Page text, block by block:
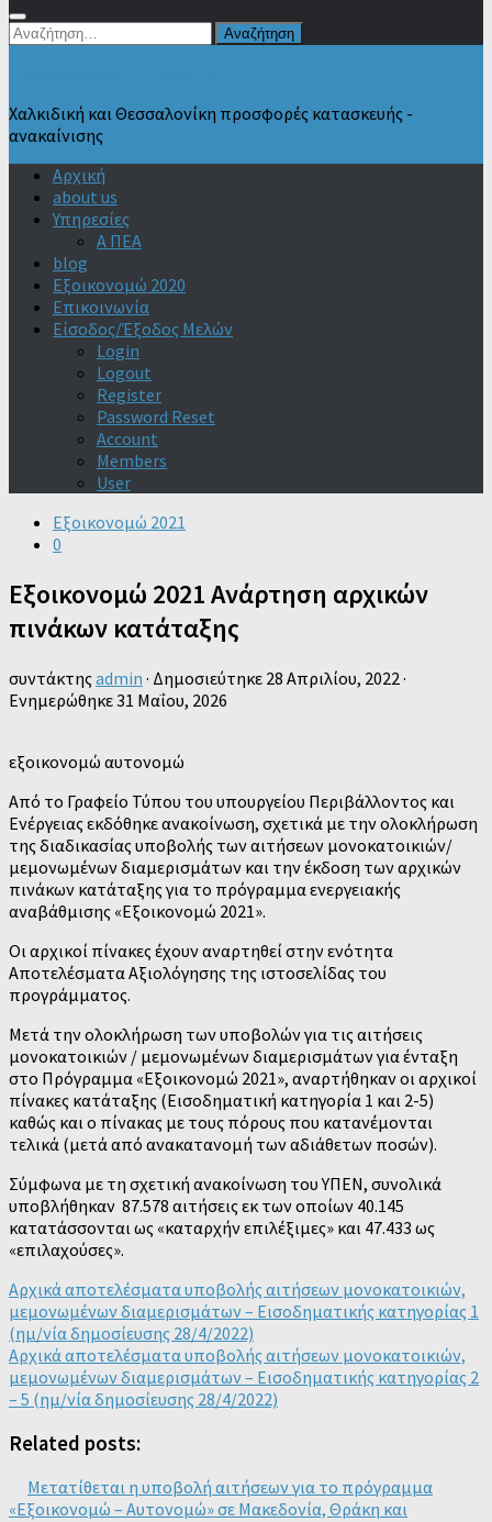
Αναζήτηση
Χαλκιδική και Θεσσαλονίκη προσφορές κατασκευής -
ανακαίνισης
Αρχική
about us
Υπηρεσίες
Α ΠΕΑ
blog
Εξοικονομώ 2020
Επικοινωνία
Είσοδος/Έξοδος Μελών
Login
Logout
Register
Password Reset
Account
Members
User
Εξοικονομώ 2021
0
Εξοικονομώ 2021 Ανάρτηση αρχικών
πινάκων κατάταξης
συντάκτηςadmin · Δημοσιεύτηκε 28 Απριλίου, 2022 ·
Ενημερώθηκε31 Μαΐου, 2026
εξοικονομώ αυτονομώ
Από το Γραφείο Τύπου του υπουργείου Περιβάλλοντος και
Ενέργειας εκδόθηκε ανακοίνωση, σχετικά με την ολοκλήρωση
της διαδικασίας υποβολής των αιτήσεων μονοκατοικιών/
μεμονωμένων διαμερισμάτων και την έκδοση των αρχικών
πινάκων κατάταξης για το πρόγραμμα ενεργειακής
αναβάθμισης «Εξοικονομώ 2021».
Οι αρχικοί πίνακες έχουν αναρτηθεί στην ενότητα
Αποτελέσματα Αξιολόγησης της ιστοσελίδας του
προγράμματος.
Μετά την ολοκλήρωση των υποβολών για τις αιτήσεις
μονοκατοικιών / μεμονωμένων διαμερισμάτων για ένταξη
στο Πρόγραμμα «Εξοικονομώ 2021», αναρτήθηκαν οι αρχικοί
πίνακες κατάταξης (Εισοδηματική κατηγορία 1 και 2-5)
καθώς και ο πίνακας με τους πόρους που κατανέμονται
τελικά (μετά από ανακατανομή των αδιάθετων ποσών).
Σύμφωνα με τη σχετική ανακοίνωση του ΥΠΕΝ, συνολικά
υποβλήθηκαν 87.578 αιτήσεις εκ των οποίων 40.145
κατατάσσονται ως «καταρχήν επιλέξιμες» και 47.433 ως
«επιλαχούσες».
Αρχικά αποτελέσματα υποβολής αιτήσεων μονοκατοικιών,
μεμονωμένων διαμερισμάτων – Εισοδηματικής κατηγορίας 1
(ημ/νία δημοσίευσης 28/4/2022)
Αρχικά αποτελέσματα υποβολής αιτήσεων μονοκατοικιών,
μεμονωμένων διαμερισμάτων – Εισοδηματικής κατηγορίας 2
– 5 (ημ/νία δημοσίευσης 28/4/2022)
Related posts:
Μετατίθεται η υποβολή αιτήσεων για το πρόγραμμα
«Εξοικονομώ – Αυτονομώ» σε Μακεδονία, Θράκη και